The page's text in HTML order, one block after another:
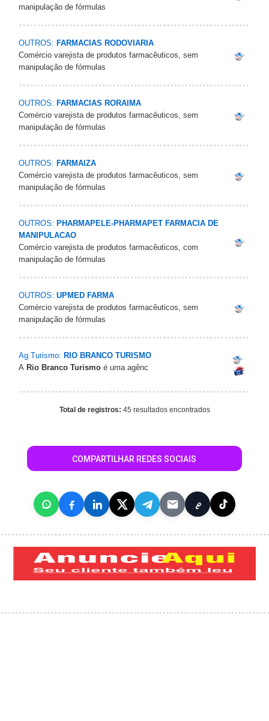
manipulação de fórmulas
OUTROS: FARMACIAS RODOVIARIA
Comércio varejista de produtos farmacêuticos, sem
manipulação de fórmulas
OUTROS: FARMACIAS RORAIMA
Comércio varejista de produtos farmacêuticos, sem
manipulação de fórmulas
OUTROS: FARMAIZA
Comércio varejista de produtos farmacêuticos, sem
manipulação de fórmulas
OUTROS: PHARMAPELE-PHARMAPET FARMACIA DE
MANIPULACAO
Comércio varejista de produtos farmacêuticos, com
manipulação de fórmulas
OUTROS: UPMED FARMA
Comércio varejista de produtos farmacêuticos, sem
manipulação de fórmulas
Ag Turismo: RIO BRANCO TURISMO
A Rio Branco Turismo é uma agênc
Total de registros: 45 resultados encontrados
COMPARTILHAR REDES SOCIAIS